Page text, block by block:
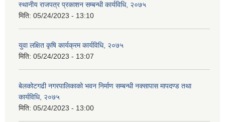
स्थानीय राजपत्र प्रकाशन सम्बन्धी कार्यविधि, २०७५
मिति: 05/24/2023 - 13:10
युवा लक्षित कृषि कार्यक्रम कार्यविधि, २०७५
मिति: 05/24/2023 - 13:07
बेलकोटगढी नगरपालिकाको भवन निर्माण सम्बन्धी नक्सापास मापदण्ड तथा
कार्यविधि, २०७५
मिति: 05/24/2023 - 13:00